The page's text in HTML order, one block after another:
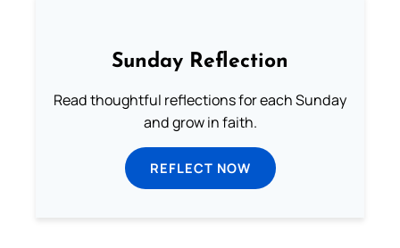
Sunday Reflection
Read thoughtful reflections for each Sunday
and grow in faith.
REFLECT NOW